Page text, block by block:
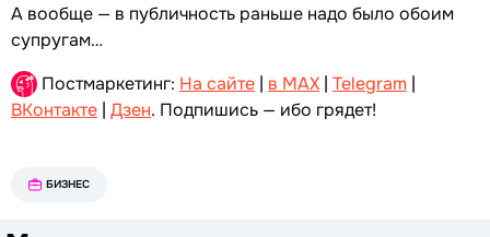
А вообще — в публичность раньше надо было обоим
супругам…
Постмаркетинг: На сайте | в MAX | Telegram |
ВКонтакте | Дзен. Подпишись — ибо грядет!
БИЗНЕС